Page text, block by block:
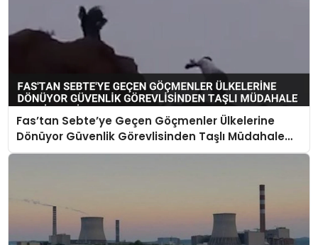
Fas’tan Sebte’ye Geçen Göçmenler Ülkelerine
Dönüyor Güvenlik Görevlisinden Taşlı Müdahale
Tepki Çekti